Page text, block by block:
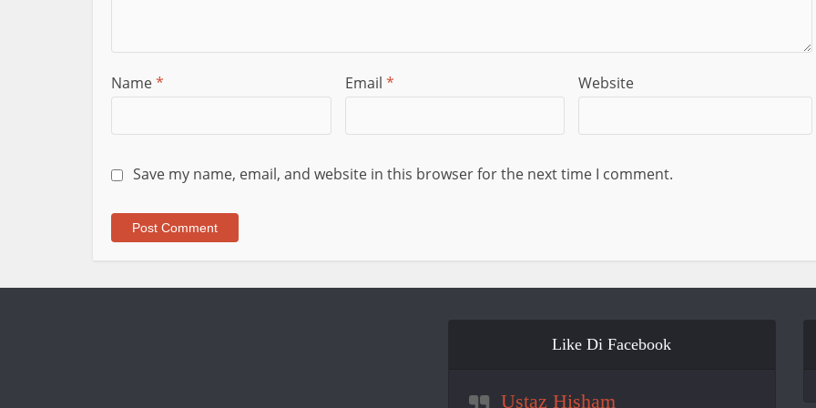
Name* Email * Website
Save my name, email, and website in this browser for the next time I comment.
Like Di Facebook
Ustaz Hisham